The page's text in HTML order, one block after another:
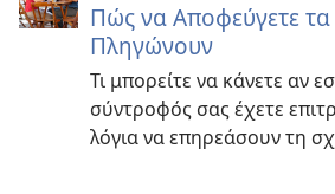
Πώς να Αποφεύγετε
Πληγώνουν
Τι μπορείτε να κάνετε αν
σύντροφός σας έχετε
λόγια να επηρεάσουν τη